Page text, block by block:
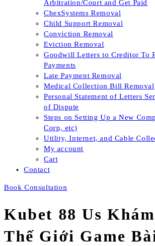
Arbitration/Court and Get Paid
ChexSystems Removal
Child Support Removal
Conviction Removal
Eviction Removal
Goodwill Letters to Creditor To
Payments
Late Payment Removal
Medical Collection Bill Removal
Personal Statement of Letters
of Dispute
Steps on Setting Up a New
Corp, etc)
Utility, Internet, and Cable
My account
Cart
Contact
Book Consultation
Kubet 88 Us
Thế Giới Game